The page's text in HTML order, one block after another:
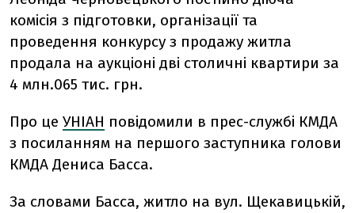
комісія з підготовки, організації та
проведення конкурсу з продажу житла
продала на аукціоні дві столичні квартири за
4 млн.065 тис. грн.
Про це УНІАН повідомили в прес-службі КМДА
з посиланням на першого заступника голови
КМДА Дениса Басса.
За словами Басса, житло на вул. Щекавицькій,